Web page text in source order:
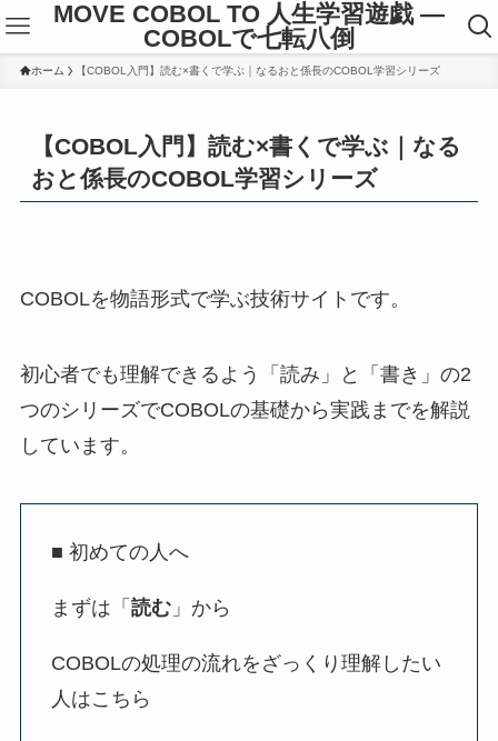
MOVE COBOL TO 人生学習遊戯 ―
COBOLで七転八倒
ホーム 【COBOL入門】読む×書くで学ぶ｜なるおと係長のCOBOL学習シリーズ
【COBOL入門】読む×書くで学ぶ｜なる
おと係長のCOBOL学習シリーズ
COBOLを物語形式で学ぶ技術サイトです。
初心者でも理解できるよう「読み」と「書き」の2
つのシリーズでCOBOLの基礎から実践までを解説
しています。
■ 初めての人へ
まずは「 読む」から
COBOLの処理の流れをざっくり理解したい
人はこちら